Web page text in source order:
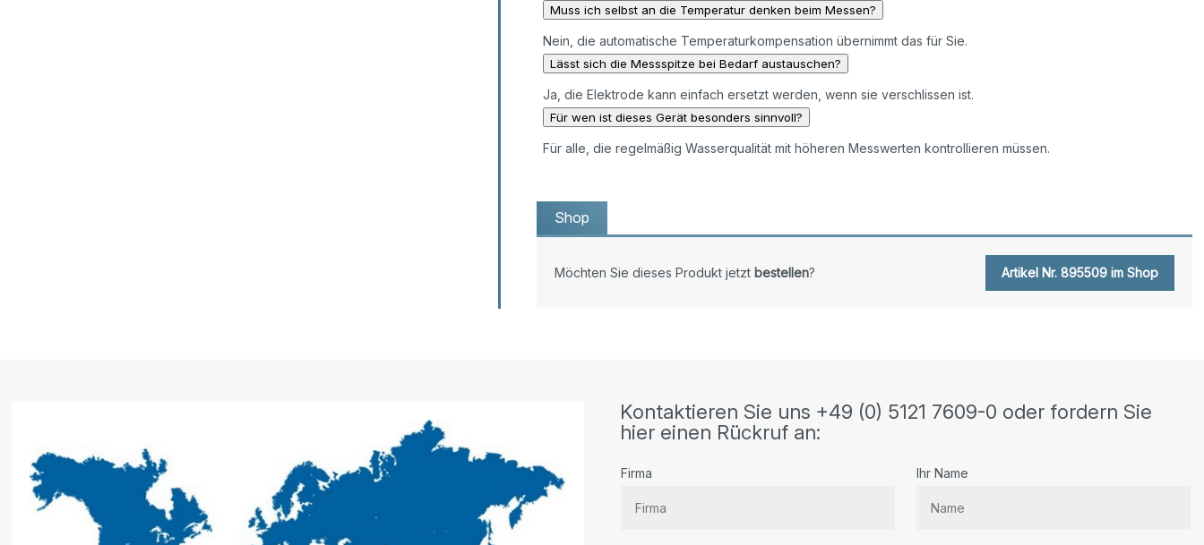
Muss ich selbst an die Temperatur denken beim Messen?
Nein, die automatische Temperaturkompensation übernimmt das für Sie.
Lässt sich die Messspitze bei Bedarf austauschen?
Ja, die Elektrode kann einfach ersetzt werden, wenn sie verschlissen ist.
Für wen ist dieses Gerät besonders sinnvoll?
Für alle, die regelmäßig Wasserqualität mit höheren Messwerten kontrollieren müssen.
Shop
Möchten Sie dieses Produkt jetzt bestellen? Artikel Nr. 895509 im Shop
Kontaktieren Sie uns +49 (0) 5121 7609-0 oder fordern Sie
hier einen Rückruf an:
Firma Ihr Name